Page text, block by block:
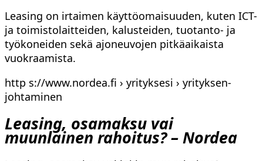
Leasing on irtaimen käyttöomaisuuden, kuten ICT-
ja toimistolaitteiden, kalusteiden, tuotanto- ja
työkoneiden sekä ajoneuvojen pitkäaikaista
vuokraamista.
http s://www.nordea.fi › yrityksesi › yrityksen-
johtaminen
Leasing, osamaksu vai
muunlainen rahoitus? – Nordea